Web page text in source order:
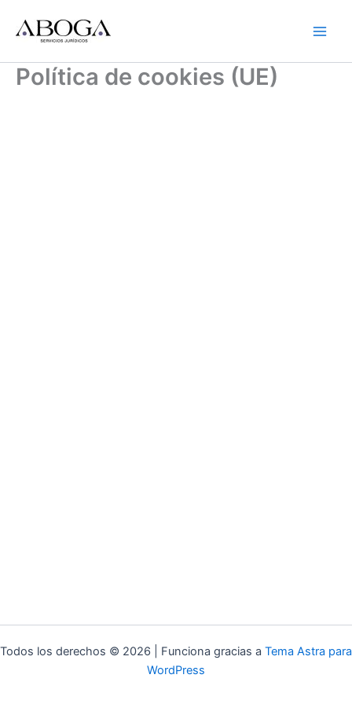
contenido
Política de cookies (UE)
Todos los derechos © 2026 | Funciona gracias a Tema Astra para
WordPress